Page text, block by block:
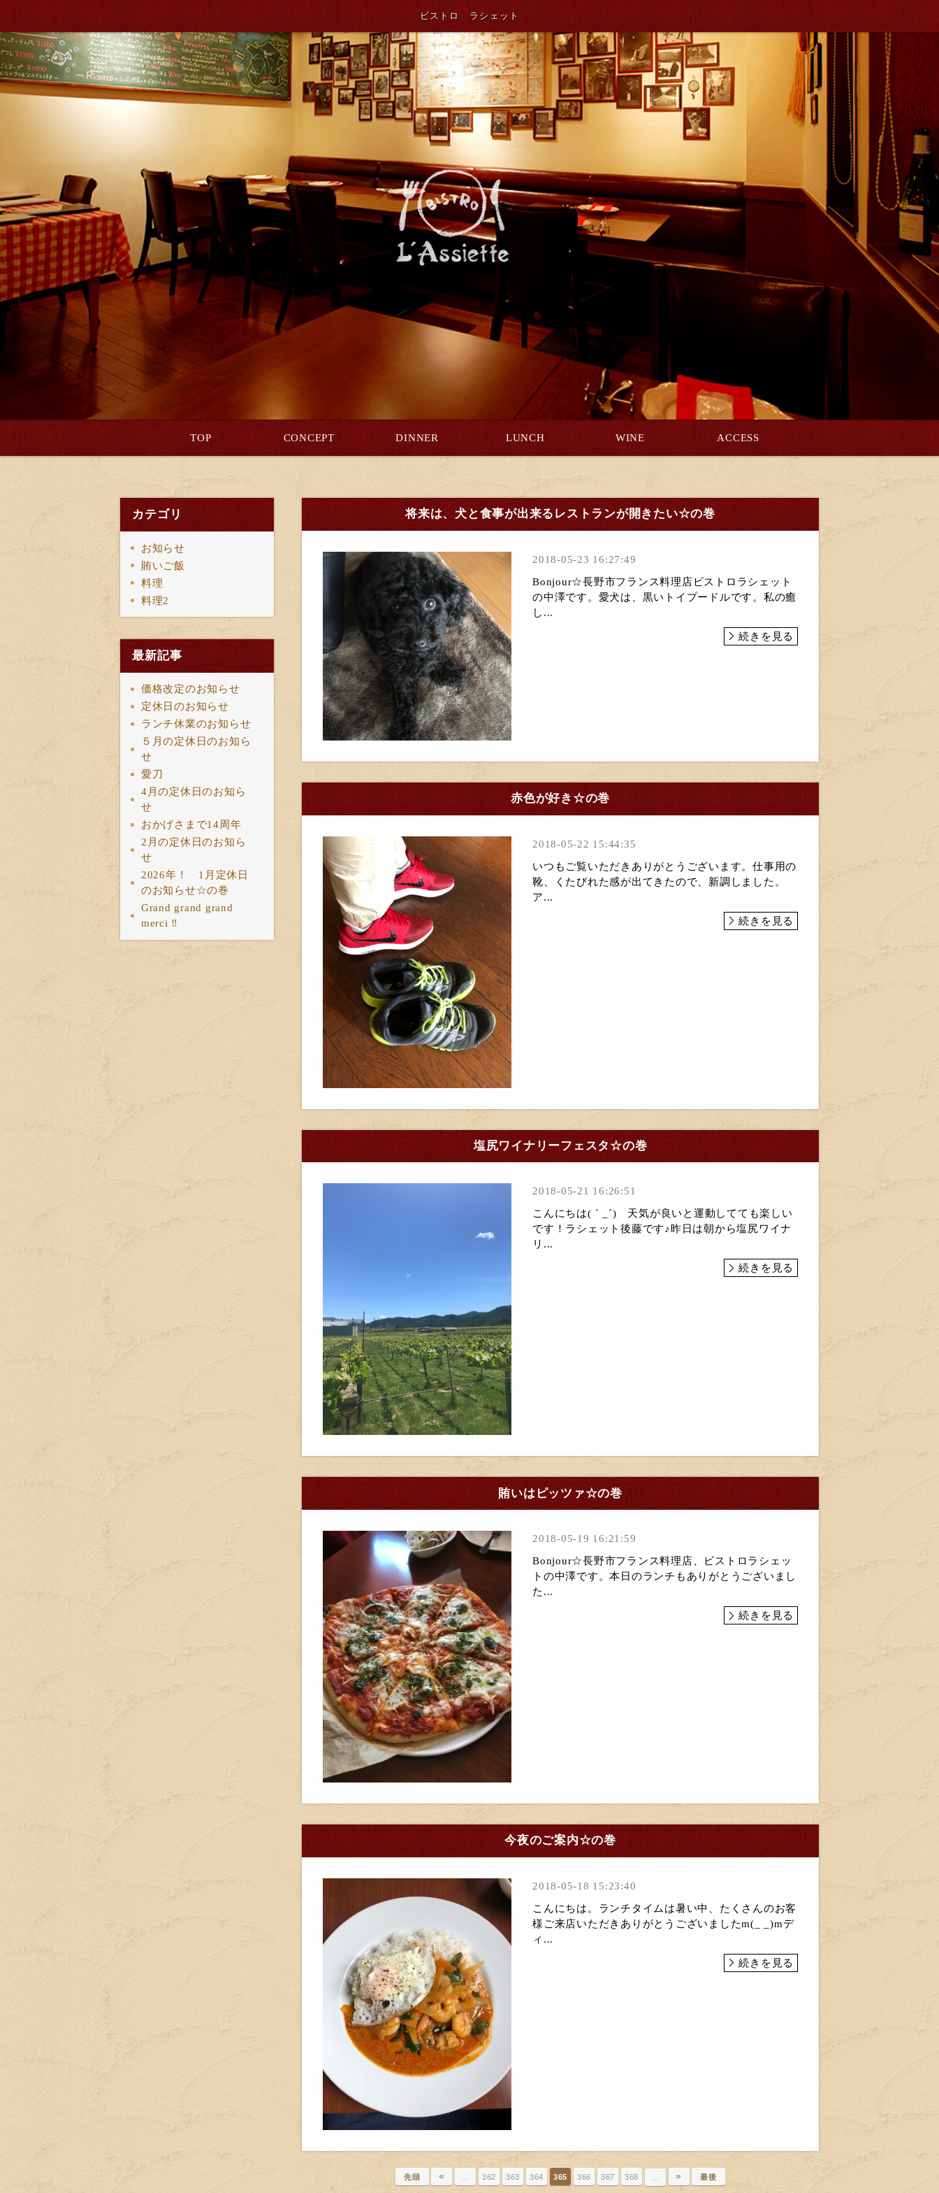
ビストロ ラシェット
TOP CONCEPT DINNER LUNCH WINE ACCESS
カテゴリ
お知らせ
賄いご飯
料理
料理2
最新記事
価格改定のお知らせ
定休日のお知らせ
ランチ休業のお知らせ
５月の定休日のお知ら
せ
愛刀
4月の定休日のお知ら
せ
おかげさまで14周年
2月の定休日のお知ら
せ
2026年！ 1月定休日
のお知らせ☆の巻
Grand grand grand
merci ‼︎
将来は、犬と食事が出来るレストランが開きたい☆の巻
2018-05-23 16:27:49
Bonjour☆長野市フランス料理店ビストロラシェット
の中澤です。愛犬は、黒いトイプードルです。私の癒
し...
続きを見る
赤色が好き☆の巻
2018-05-22 15:44:35
いつもご覧いただきありがとうございます。仕事用の
靴、くたびれた感が出てきたので、新調しました。
ア...
続きを見る
塩尻ワイナリーフェスタ☆の巻
2018-05-21 16:26:51
こんにちは(｀_´)ゞ天気が良いと運動してても楽しい
です！ラシェット後藤です♪昨日は朝から塩尻ワイナ
リ...
続きを見る
賄いはピッツァ☆の巻
2018-05-19 16:21:59
Bonjour☆長野市フランス料理店、ビストロラシェッ
トの中澤です。本日のランチもありがとうございまし
た...
続きを見る
今夜のご案内☆の巻
2018-05-18 15:23:40
こんにちは。ランチタイムは暑い中、たくさんのお客
様ご来店いただきありがとうございましたm(_ _)mデ
ィ...
続きを見る
先頭 « 362 363 364 365 366 367 368 » 最後